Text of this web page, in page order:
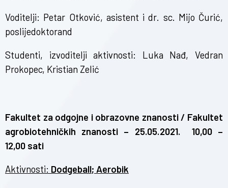
Voditelji: Petar Otković, asistent i dr. sc. Mijo Čurić,
poslijedoktorand
Studenti, izvoditelji aktivnosti: Luka Nađ, Vedran
Prokopec, Kristian Zelić
Fakultet za odgojne i obrazovne znanosti / Fakultet
agrobiotehničkih znanosti – 25.05.2021. 10,00 –
12,00 sati
Aktivnosti: Dodgeball; Aerobik